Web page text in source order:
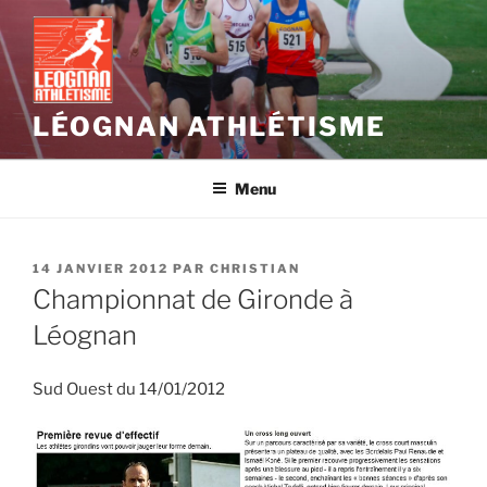
Aller
au
contenu
principal
LÉOGNAN ATHLÉTISME
Menu
PUBLIÉ
LE
14 JANVIER 2012 PAR CHRISTIAN
Championnat de Gironde à
Léognan
Sud Ouest du 14/01/2012